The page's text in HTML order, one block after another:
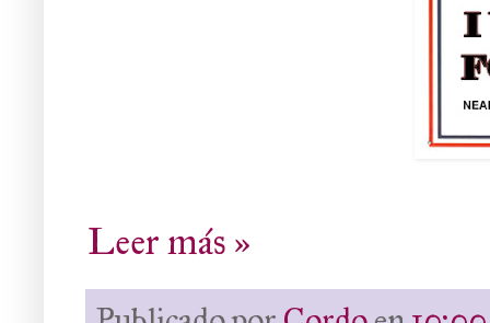
Leer más »